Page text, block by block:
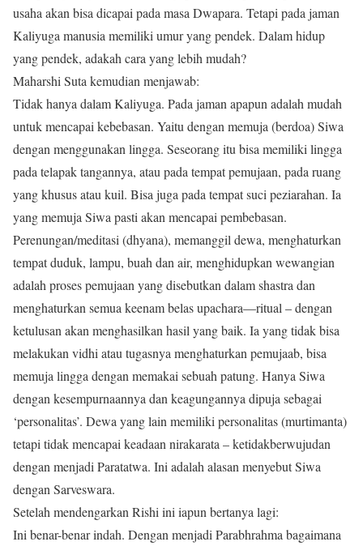
usaha akan bisa dicapai pada masa Dwapara. Tetapi pada jaman
Kaliyuga manusia memiliki umur yang pendek. Dalam hidup
yang pendek, adakah cara yang lebih mudah?
Maharshi Suta kemudian menjawab:
Tidak hanya dalam Kaliyuga. Pada jaman apapun adalah mudah
untuk mencapai kebebasan. Yaitu dengan memuja (berdoa) Siwa
dengan menggunakan lingga. Seseorang itu bisa memiliki lingga
pada telapak tangannya, atau pada tempat pemujaan, pada ruang
yang khusus atau kuil. Bisa juga pada tempat suci peziarahan. Ia
yang memuja Siwa pasti akan mencapai pembebasan.
Perenungan/meditasi (dhyana), memanggil dewa, menghaturkan
tempat duduk, lampu, buah dan air, menghidupkan wewangian
adalah proses pemujaan yang disebutkan dalam shastra dan
menghaturkan semua keenam belas upachara—ritual – dengan
ketulusan akan menghasilkan hasil yang baik. Ia yang tidak bisa
melakukan vidhi atau tugasnya menghaturkan pemujaab, bisa
memuja lingga dengan memakai sebuah patung. Hanya Siwa
dengan kesempurnaannya dan keagungannya dipuja sebagai
‘personalitas’. Dewa yang lain memiliki personalitas (murtimanta)
tetapi tidak mencapai keadaan nirakarata – ketidakberwujudan
dengan menjadi Paratatwa. Ini adalah alasan menyebut Siwa
dengan Sarveswara.
Setelah mendengarkan Rishi ini iapun bertanya lagi:
Ini benar-benar indah. Dengan menjadi Parabhrahma bagaimana